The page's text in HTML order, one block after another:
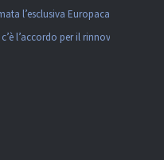
l’esclusiva Europacalcio!
l’accordo per il rinnovo,